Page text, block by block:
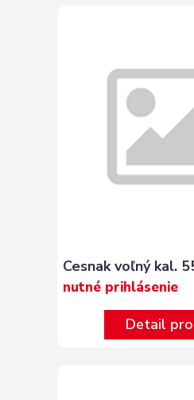
Cesnak voľný kal.
nutné prihlásenie
Detail